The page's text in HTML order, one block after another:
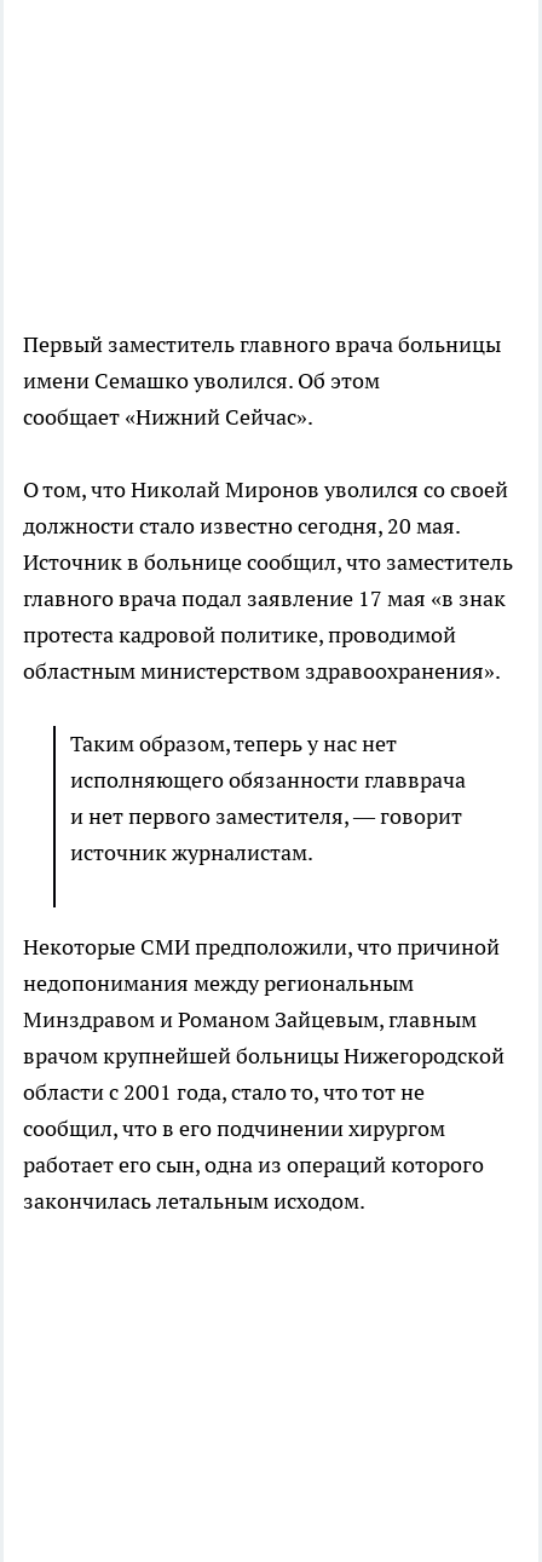
Первый заместитель главного врача больницы
имени Семашко уволился. Об этом
сообщает «Нижний Сейчас».
О том, что Николай Миронов уволился со своей
должности стало известно сегодня, 20 мая.
Источник в больнице сообщил, что заместитель
главного врача подал заявление 17 мая «в знак
протеста кадровой политике, проводимой
областным министерством здравоохранения».
Таким образом, теперь у нас нет
исполняющего обязанности главврача
и нет первого заместителя, — говорит
источник журналистам.
Некоторые СМИ предположили, что причиной
недопонимания между региональным
Минздравом и Романом Зайцевым, главным
врачом крупнейшей больницы Нижегородской
области с 2001 года, стало то, что тот не
сообщил, что в его подчинении хирургом
работает его сын, одна из операций которого
закончилась летальным исходом.